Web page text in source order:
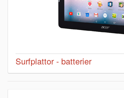
Surfplattor - batterier